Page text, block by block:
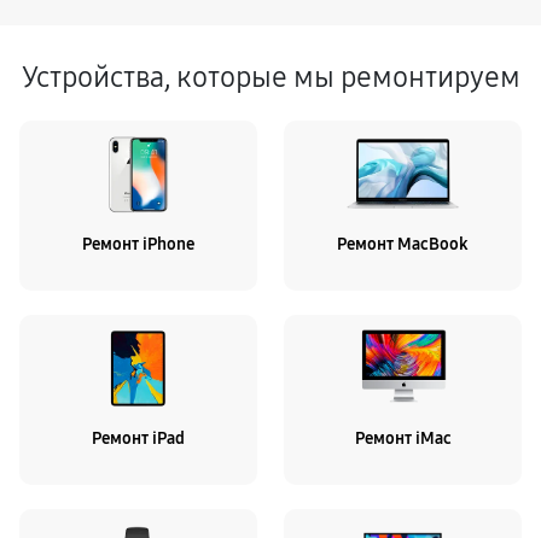
Устройства, которые мы ремонтируем
Ремонт iPhone Ремонт MacBook
Ремонт iPad Ремонт iMac